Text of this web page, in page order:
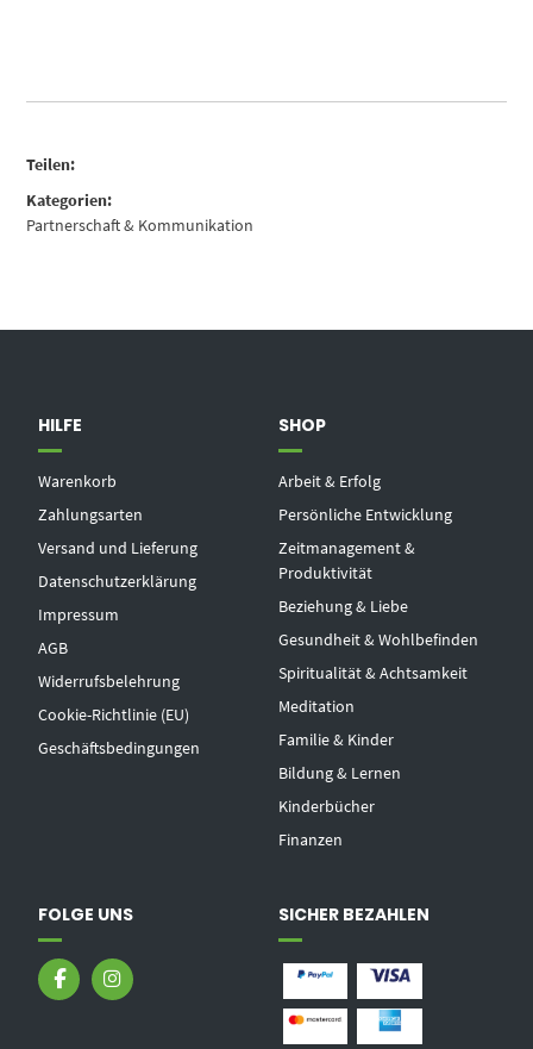
Teilen:
Kategorien:
Partnerschaft & Kommunikation
HILFE
Warenkorb
Zahlungsarten
Versand und Lieferung
Datenschutzerklärung
Impressum
AGB
Widerrufsbelehrung
Cookie-Richtlinie (EU)
Geschäftsbedingungen
SHOP
Arbeit & Erfolg
Persönliche Entwicklung
Zeitmanagement &
Produktivität
Beziehung & Liebe
Gesundheit & Wohlbefinden
Spiritualität & Achtsamkeit
Meditation
Familie & Kinder
Bildung & Lernen
Kinderbücher
Finanzen
FOLGE UNS SICHER BEZAHLEN